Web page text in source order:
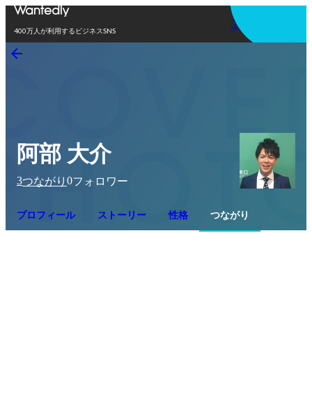
400万人が利用するビジネスSNS
アプリを使う
阿部 大介
3つながり 0フォロワー
プロフィール ストーリー 性格 つながり